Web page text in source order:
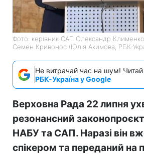
Фото: керівник САП Олександр
Семен Кривонос (Юлія Акимова, РБК-
Не витрачай час на шум! Читай
РБК-Україна у Google
Верховна Рада 22 липня
резонансний
НАБУ та САП. Наразі він
спікером та переданий на